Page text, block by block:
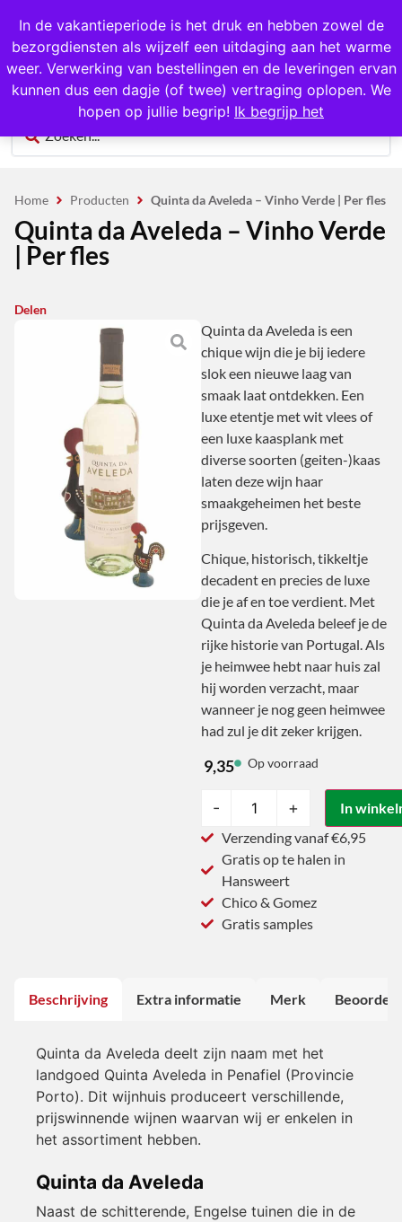
In de vakantieperiode is het druk en hebben zowel de
bezorgdiensten als wijzelf een uitdaging aan het warme
weer. Verwerking van bestellingen en de leveringen ervan
kunnen dus een dagje (of twee) vertraging oplopen. We
hopen op jullie begrip! Ik begrijp het
1000+ producten op voorraad
0
Home Producten Quinta da Aveleda – Vinho Verde | Per fles
Quinta da Aveleda – Vinho Verde
| Per fles
Delen
Quinta da Aveleda is een
chique wijn die je bij iedere
slok een nieuwe laag van
smaak laat ontdekken. Een
luxe etentje met wit vlees of
een luxe kaasplank met
diverse soorten (geiten-)kaas
laten deze wijn haar
smaakgeheimen het beste
prijsgeven.
Chique, historisch, tikkeltje
decadent en precies de luxe
die je af en toe verdient. Met
Quinta da Aveleda beleef je de
rijke historie van Portugal. Als
je heimwee hebt naar huis zal
hij worden verzacht, maar
wanneer je nog geen heimwee
had zul je dit zeker krijgen.
9,35 Op voorraad
- +
In
Verzending vanaf €6,95
Gratis op te halen in
Hansweert
Chico & Gomez
Gratis samples
Beschrijving Extra informatie Merk
Quinta da Aveleda deelt zijn naam met het
landgoed Quinta Aveleda in Penafiel (Provincie
Porto). Dit wijnhuis produceert verschillende,
prijswinnende wijnen waarvan wij er enkelen in
het assortiment hebben.
Quinta da Aveleda
Naast de schitterende, Engelse tuinen die in de